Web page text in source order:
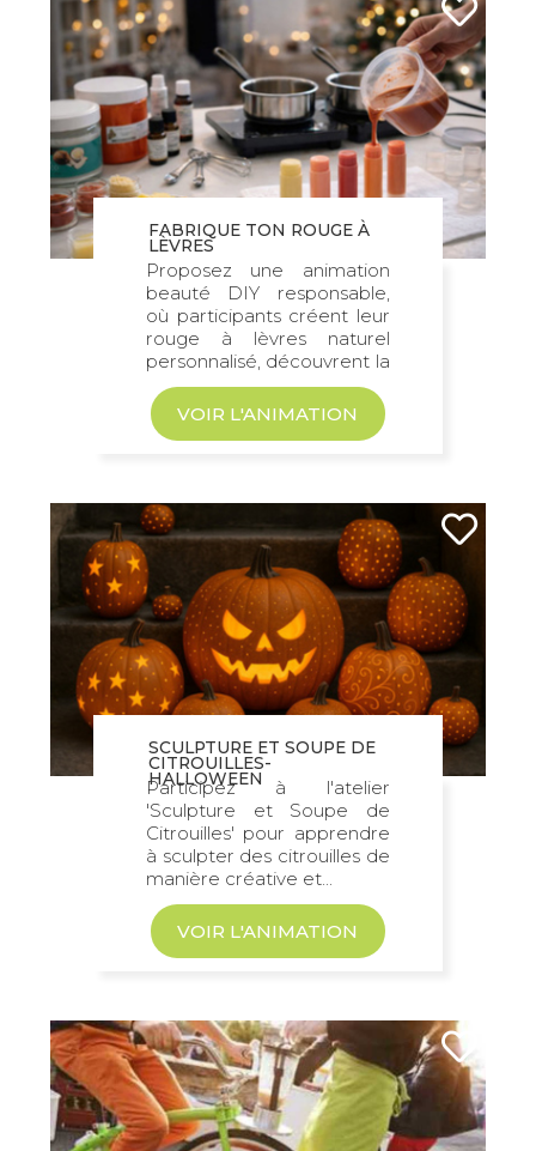
FABRIQUE TON ROUGE À
LÈVRES
Proposez une animation
beauté DIY responsable,
où participants créent leur
rouge à lèvres naturel
personnalisé, découvrent la
cosmétique...
VOIR L'ANIMATION
SCULPTURE ET SOUPE DE
CITROUILLES-
HALLOWEEN
Participez à l'atelier
'Sculpture et Soupe de
Citrouilles' pour apprendre
à sculpter des citrouilles de
manière créative et...
VOIR L'ANIMATION